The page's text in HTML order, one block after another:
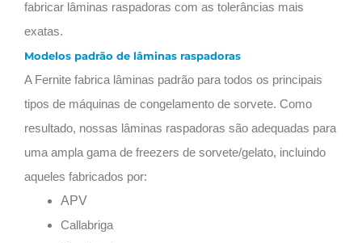
fabricar lâminas raspadoras com as tolerâncias mais
exatas.
Modelos padrão de lâminas raspadoras
A Fernite fabrica lâminas padrão para todos os principais
tipos de máquinas de congelamento de sorvete. Como
resultado, nossas lâminas raspadoras são adequadas para
uma ampla gama de freezers de sorvete/gelato, incluindo
aqueles fabricados por:
APV
Callabriga